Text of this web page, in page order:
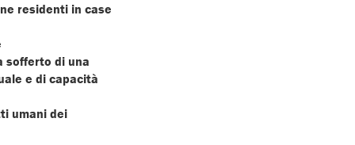
residenti in case
sofferto di una
e di capacità
umani dei